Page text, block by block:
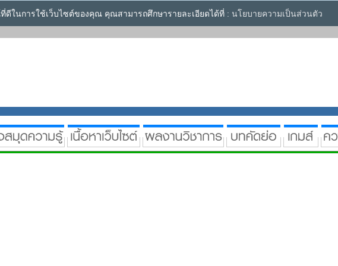
ในการใช้เว็บไซต์ของคุณ คุณสามารถศึกษารายละเอียดได้ที่ : นโยบายความเป็นส่วนตัว